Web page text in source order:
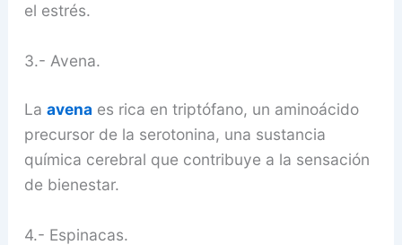
el estrés.
3.- Avena.
La avena es rica en triptófano, un aminoácido
precursor de la serotonina, una sustancia
química cerebral que contribuye a la sensación
de bienestar.
4.- Espinacas.